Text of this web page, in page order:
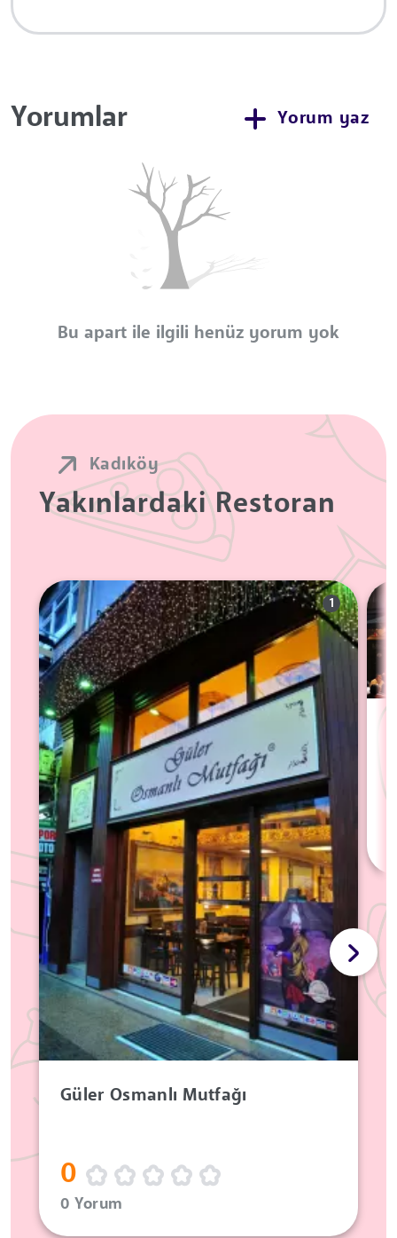
Yorumlar Yorum yaz
Bu apart ile ilgili henüz yorum yok
Kadıköy
Yakınlardaki Restoran
1
Güler Osmanlı Mutfağı
0
0 Yorum